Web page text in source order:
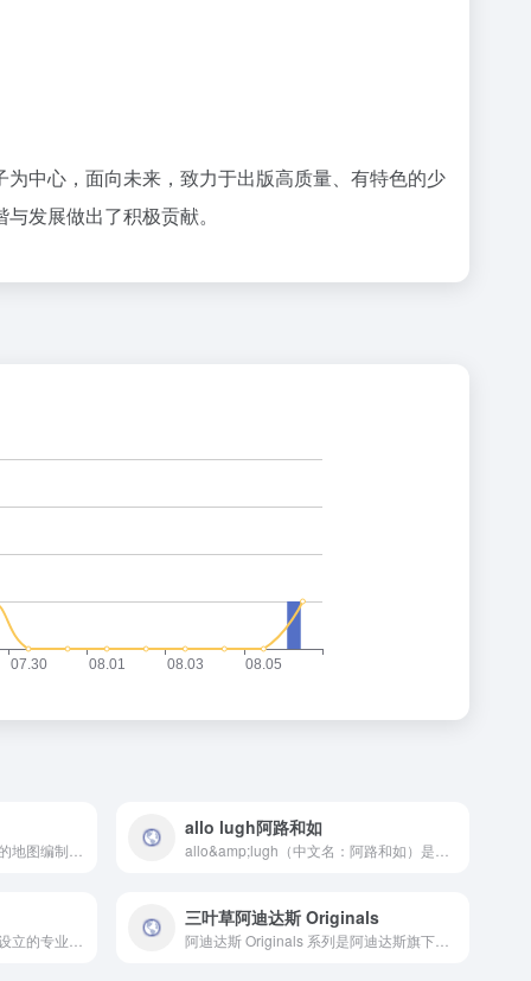
中心，面向未来，致力于出版高质量、有特色的少
发展做出了积极贡献。
allo lugh阿路和如
三叶草阿迪达斯 Originals